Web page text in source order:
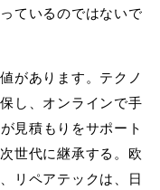
ているのではないで
があります。テクノ
し、オンラインで手
見積もりをサポート
世代に継承する。欧
リペアテックは、日